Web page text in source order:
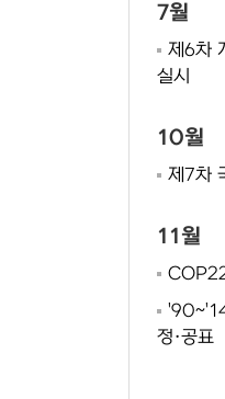
7월
제6차
실시
10월
제7차
11월
정·공표